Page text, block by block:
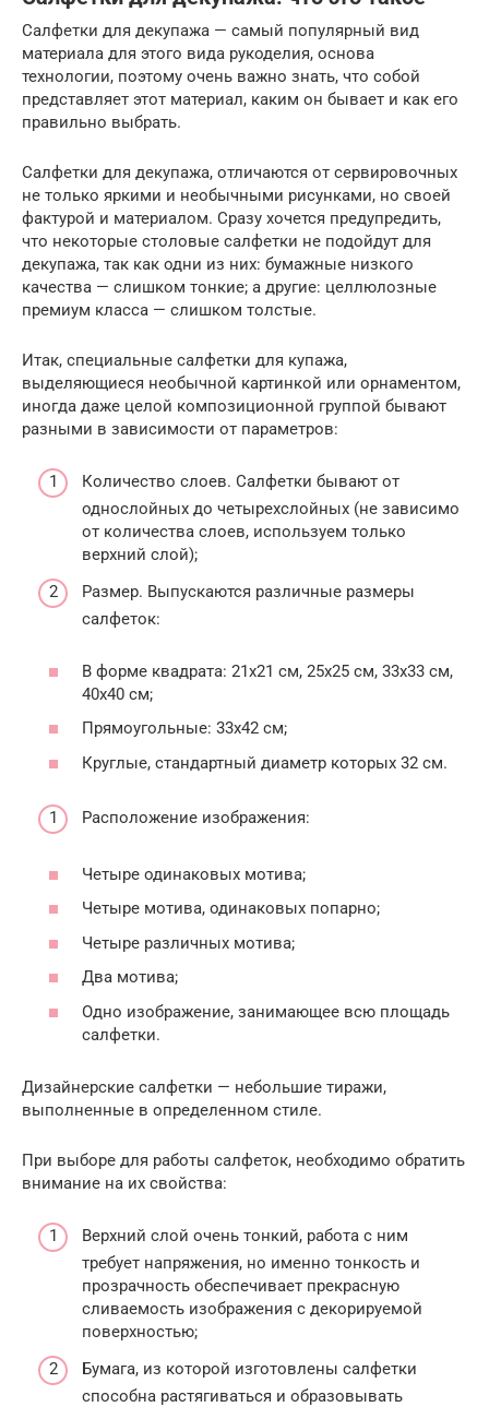
Салфетки для декупажа — самый популярный вид
материала для этого вида рукоделия, основа
технологии, поэтому очень важно знать, что собой
представляет этот материал, каким он бывает и как его
правильно выбрать.
Салфетки для декупажа, отличаются от сервировочных
не только яркими и необычными рисунками, но своей
фактурой и материалом. Сразу хочется предупредить,
что некоторые столовые салфетки не подойдут для
декупажа, так как одни из них: бумажные низкого
качества — слишком тонкие; а другие: целлюлозные
премиум класса — слишком толстые.
Итак, специальные салфетки для купажа,
выделяющиеся необычной картинкой или орнаментом,
иногда даже целой композиционной группой бывают
разными в зависимости от параметров:
Количество слоев. Салфетки бывают от
однослойных до четырехслойных (не зависимо
от количества слоев, используем только
верхний слой);
Размер. Выпускаются различные размеры
салфеток:
В форме квадрата: 21х21 см, 25х25 см, 33х33 см,
40х40 см;
Прямоугольные: 33х42 см;
Круглые, стандартный диаметр которых 32 см.
Расположение изображения:
Четыре одинаковых мотива;
Четыре мотива, одинаковых попарно;
Четыре различных мотива;
Два мотива;
Одно изображение, занимающее всю площадь
салфетки.
Дизайнерские салфетки — небольшие тиражи,
выполненные в определенном стиле.
При выборе для работы салфеток, необходимо обратить
внимание на их свойства:
Верхний слой очень тонкий, работа с ним
требует напряжения, но именно тонкость и
прозрачность обеспечивает прекрасную
сливаемость изображения с декорируемой
поверхностью;
Бумага, из которой изготовлены салфетки
способна растягиваться и образовывать